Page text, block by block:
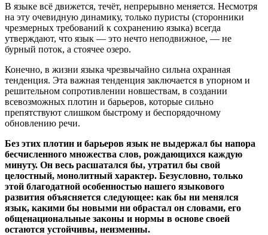
В языке всё движется, течёт, непрерывно меняется. Несмотря
на эту очевидную динамику, только пуристы (сторонники
чрезмерных требований к сохранению языка) всегда
утверждают, что язык — это нечто неподвижное, — не
бурный поток, а стоячее озеро.
Конечно, в жизни языка чрезвычайно сильна охранная
тенденция. Эта важная тенденция заключается в упорном и
решительном сопротивлении новшествам, в создании
всевозможных плотин и барьеров, которые сильно
препятствуют слишком быстрому и беспорядочному
обновлению речи.
Без этих плотин и барьеров язык не выдержал бы напора
бесчисленного множества слов, рождающихся каждую
минуту. Он весь расшатался бы, утратил бы свой
целостный, монолитный характер. Безусловно, только
этой благодатной особенностью нашего языкового
развития объясняется следующее: как бы ни менялся
язык, какими бы новыми ни обрастал он словами, его
общенациональные законы и нормы в основе своей
остаются устойчивы, неизменны.